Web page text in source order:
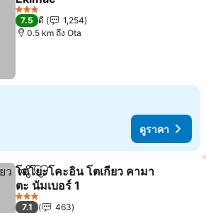
3 ดาว
7.5 ดี
1,254
0.5 km ถึง Ota
ดูราคา
แชร์ เพิ่มในรายการโปรด
โตโยะโคะอิน โตเกียว คามา
ตะ นัมเบอร์ 1
3 ดาว
7.1
463